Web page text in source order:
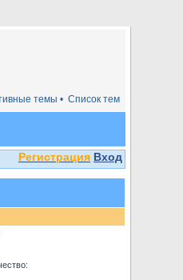
Список тем
темы •
Регистрация Вход